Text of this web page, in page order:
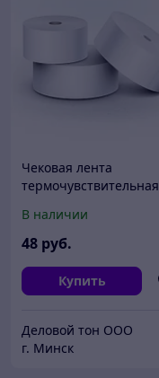
Чековая лента
термочувствительная
термо внутрь (04000td)
В наличии
48 руб.
Купить
Деловой тон ООО
г. Минск